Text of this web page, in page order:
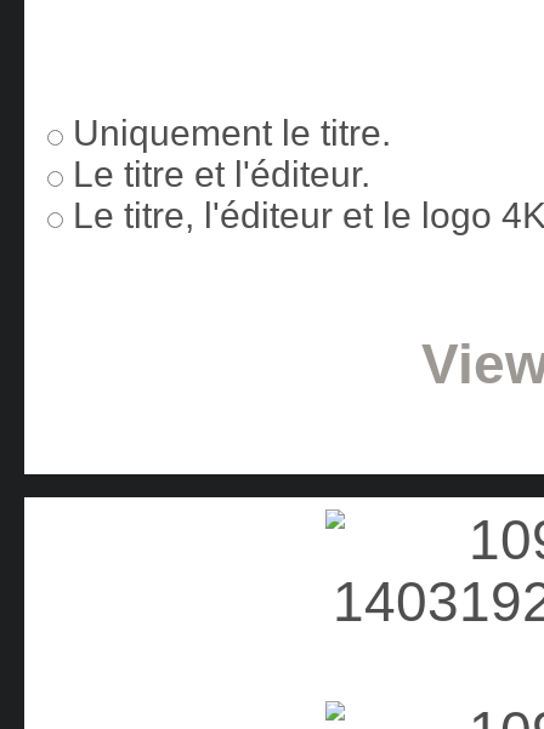
Uniquement le titre.
Le titre et l'éditeur.
Le titre, l'éditeur et le logo